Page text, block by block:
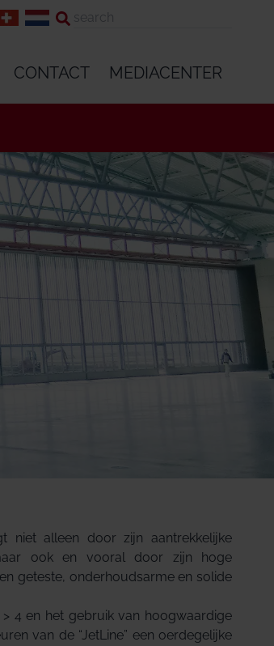
CONTACT MEDIACENTER
niet alleen door zijn aantrekkelijke
ook en vooral door zijn hoge
geteste, onderhoudsarme en solide
4 en het gebruik van hoogwaardige
van de “JetLine” een oerdegelijke